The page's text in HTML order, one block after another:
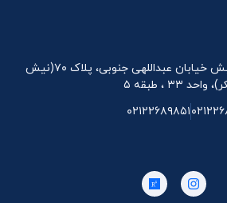
تهران، بلوار اندرزگو، نبش خیابان عبداللهی جنوبی، پلاک ۷۰(نیش
، طبقه ۵
۰۲۱۲۲۶۸۹۸۵۱